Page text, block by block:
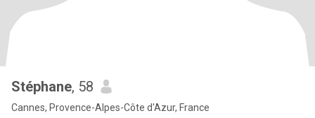
Stéphane, 58
Cannes, Provence-Alpes-Côte d'Azur, France